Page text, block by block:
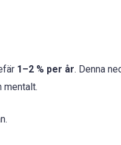
1–2 % per år. Denna
mentalt.